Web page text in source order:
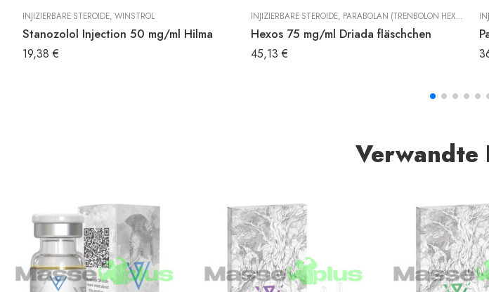
INJIZIERBARE STEROIDE, WINSTROL
Stanozolol Injection 50 mg/ml Hilma
19,38 €
INJIZIERBARE STEROIDE, PARABOLAN (TRENBOLON HEXAHYDROBENZYLCARBONAT)
Hexos 75 mg/ml Driada fläschchen
45,13 €
Verwandte